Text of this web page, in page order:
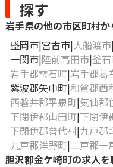
探す
岩手県の他の市区町村か
盛岡市 宮古市 大船渡市
一関市 陸前高田市 釜
岩手郡雫石町 岩手郡葛
紫波郡矢巾町 和賀郡西
西磐井郡平泉町 気仙郡
下閉伊郡山田町 下閉伊
下閉伊郡普代村 九戸郡
九戸郡洋野町 二戸郡一
胆沢郡金ケ崎町の求人